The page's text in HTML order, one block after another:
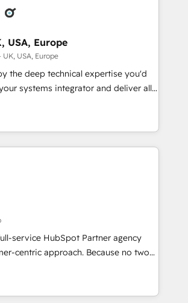
ongoing support or project-based
offer service packages designed to fit
in leading
and experience to the table.
are tailored to your business's unique
a personalized approach that aligns
objectives.
USA, Europe
USA, Europe
the deep technical expertise you'd
systems integrator and deliver all
you'd expect from your
As one of the UK's
partners, we are experts at
value of the HubSpot platform and
growth stack that brings your
and technical requirements to
a 360˚ view of your customer to
specialise in HubSpot
website design and development
services that help set you up for
It's time to empower your teams
customer experiences that generate
service HubSpot Partner agency
centric approach. Because no two
same needs, Quattro offer a
for every client. Services include
strategies, sales enablement, CRM